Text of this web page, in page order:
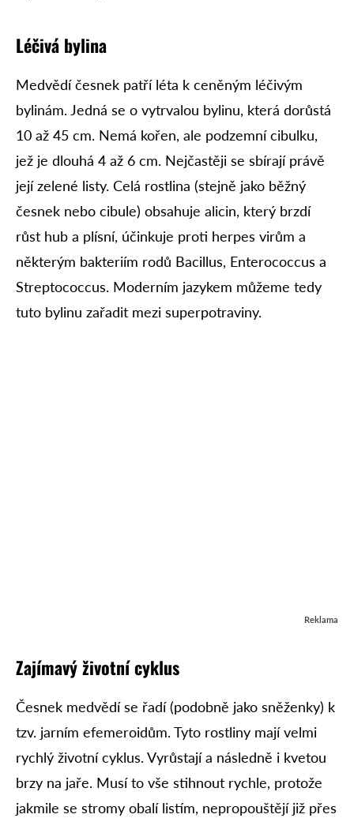
Léčivá bylina
Medvědí česnek patří léta k ceněným léčivým
bylinám. Jedná se o vytrvalou bylinu, která dorůstá
10 až 45 cm. Nemá kořen, ale podzemní cibulku,
jež je dlouhá 4 až 6 cm. Nejčastěji se sbírají právě
její zelené listy. Celá rostlina (stejně jako běžný
česnek nebo cibule) obsahuje alicin, který brzdí
růst hub a plísní, účinkuje proti herpes virům a
některým bakteriím rodů Bacillus, Enterococcus a
Streptococcus. Moderním jazykem můžeme tedy
tuto bylinu zařadit mezi superpotraviny.
Reklama
Zajímavý životní cyklus
Česnek medvědí se řadí (podobně jako sněženky) k
tzv. jarním efemeroidům. Tyto rostliny mají velmi
rychlý životní cyklus. Vyrůstají a následně i kvetou
brzy na jaře. Musí to vše stihnout rychle, protože
jakmile se stromy obalí listím, nepropouštějí již přes